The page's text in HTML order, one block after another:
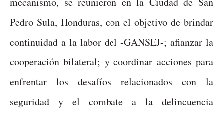
Pedro Sula, Honduras, con el objetivo de brindar
continuidad a la labor del -GANSEJ-; afianzar la
cooperación bilateral; y coordinar acciones para
enfrentar los desafíos relacionados con la
seguridad y el combate a la delincuencia